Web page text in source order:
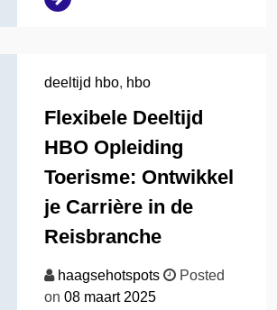
deeltijd hbo, hbo
Flexibele Deeltijd
HBO Opleiding
Toerisme: Ontwikkel
je Carrière in de
Reisbranche
haagsehotspots
Posted
on08 maart 2025